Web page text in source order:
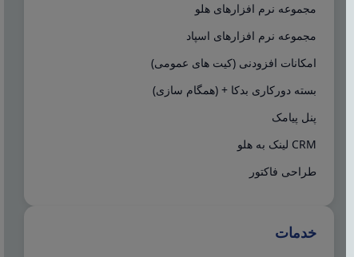
مجموعه نرم افزارهای هلو
مجموعه نرم افزارهای اسپاد
امکانات افزودنی (کیت های عمومی)
بسته دورکاری بدکا + (همگام سازی)
پنل پیامک
CRM لینک به هلو
طراحی فاکتور
خدمات